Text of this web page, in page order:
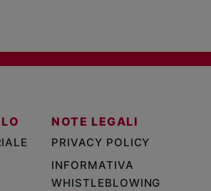
NOTE LEGALI
PRIVACY POLICY
INFORMATIVA
WHISTLEBLOWING